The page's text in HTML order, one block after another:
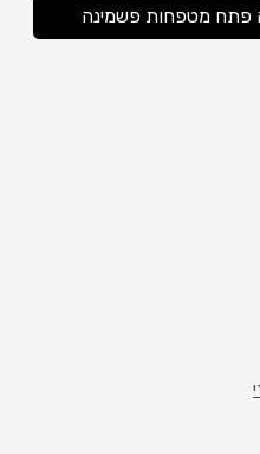
פתח מטפחות פשמינה